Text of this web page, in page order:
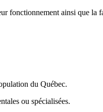
fonctionnement ainsi que la
du Québec.
ou spécialisées.